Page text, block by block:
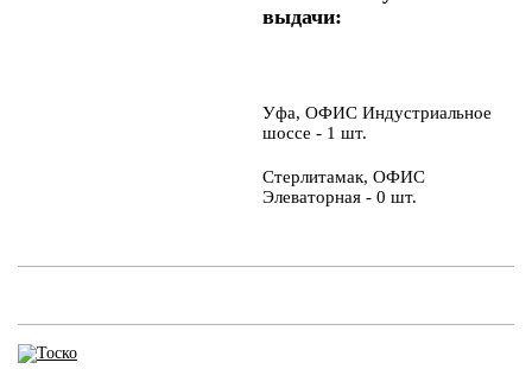
выдачи:
Уфа, ОФИС Индустриальное
шоссе - 1 шт.
Стерлитамак, ОФИС
Элеваторная - 0 шт.